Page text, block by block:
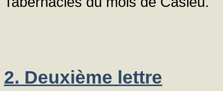
2. Deuxième lettre